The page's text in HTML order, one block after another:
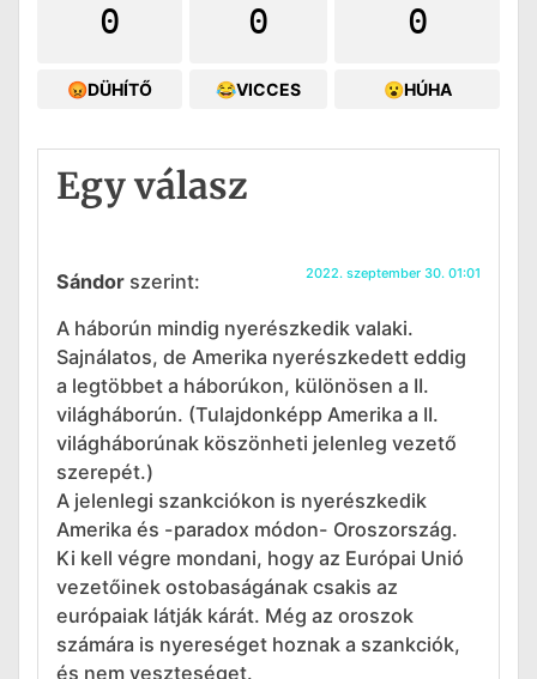
0
😡DÜHÍTŐ
0
😂VICCES
0
😮HÚHA
Egy válasz
Sándor szerint: 2022. szeptember 30. 01:01
A háborún mindig nyerészkedik valaki.
Sajnálatos, de Amerika nyerészkedett eddig
a legtöbbet a háborúkon, különösen a II.
világháborún. (Tulajdonképp Amerika a II.
világháborúnak köszönheti jelenleg vezető
szerepét.)
A jelenlegi szankciókon is nyerészkedik
Amerika és -paradox módon- Oroszország.
Ki kell végre mondani, hogy az Európai Unió
vezetőinek ostobaságának csakis az
európaiak látják kárát. Még az oroszok
számára is nyereséget hoznak a szankciók,
és nem veszteséget.